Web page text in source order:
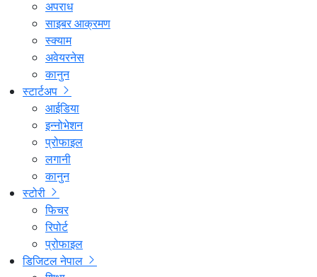
अपराध
साइबर आक्रमण
स्क्याम
अवेयरनेस
कानुन
स्टार्टअप
आईडिया
इन्नोभेशन
प्रोफाइल
लगानी
कानुन
स्टोरी
फिचर
रिपोर्ट
प्रोफाइल
डिजिटल नेपाल